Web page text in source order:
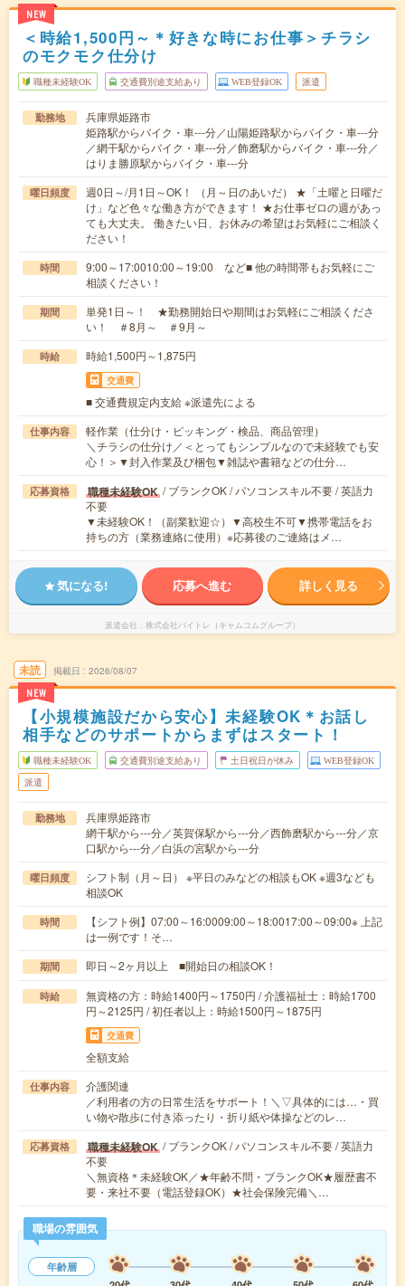
NEW
＜時給1,500円～＊好きな時にお仕事＞チラシ
のモクモク仕分け
職種未経験OK 交通費別途支給あり WEB登録OK 派遣
勤務地
兵庫県姫路市
姫路駅からバイク・車---分／山陽姫路駅からバイク・車---分
／網干駅からバイク・車---分／飾磨駅からバイク・車---分／
はりま勝原駅からバイク・車---分
曜日頻度
週0日～/月1日～OK！ （月～日のあいだ） ★「土曜と日曜だ
け」など色々な働き方ができます！ ★お仕事ゼロの週があっ
ても大丈夫。 働きたい日、お休みの希望はお気軽にご相談く
ださい！
時間
9:00～17:0010:00～19:00 など■ 他の時間帯もお気軽にご
相談ください！
期間
単発1日～！ ★勤務開始日や期間はお気軽にご相談くださ
い！ ＃8月～ ＃9月～
時給 時給1,500円～1,875円
交通費
■ 交通費規定内支給 ※派遣先による
仕事内容
軽作業（仕分け・ピッキング・検品、商品管理）
＼チラシの仕分け／＜とってもシンプルなので未経験でも安
心！＞▼封入作業及び梱包▼雑誌や書籍などの仕分…
応募資格 職種未経験OK / ブランクOK / パソコンスキル不要 / 英語力
不要
▼未経験OK！（副業歓迎☆）▼高校生不可▼携帯電話をお
持ちの方（業務連絡に使用）※応募後のご連絡はメ…
気になる! 応募へ進む 詳しく見る
派遣会社 株式会社バイトレ（キャムコムグループ）
未読
NEW
掲載日 2026/08/07
【小規模施設だから安心】未経験OK＊お話し
相手などのサポートからまずはスタート！
職種未経験OK 交通費別途支給あり 土日祝日が休み WEB登録OK
派遣
勤務地
兵庫県姫路市
網干駅から---分／英賀保駅から---分／西飾磨駅から---分／京
口駅から---分／白浜の宮駅から---分
曜日頻度
シフト制（月～日） ※平日のみなどの相談もOK ※週3なども
相談OK
時間
【シフト例】07:00～16:0009:00～18:0017:00～09:00※ 上記
は一例です！そ…
期間 即日～2ヶ月以上 ■開始日の相談OK！
時給
無資格の方：時給1400円～1750円 / 介護福祉士：時給1700
円～2125円 / 初任者以上：時給1500円～1875円
交通費
全額支給
仕事内容
介護関連
／利用者の方の日常生活をサポート！＼▽具体的には…・買
い物や散歩に付き添ったり・折り紙や体操などのレ…
応募資格 職種未経験OK / ブランクOK / パソコンスキル不要 / 英語力
不要
＼無資格＊未経験OK／★年齢不問・ブランクOK★履歴書不
要・来社不要（電話登録OK）★社会保険完備＼…
職場の雰囲気
年齢層